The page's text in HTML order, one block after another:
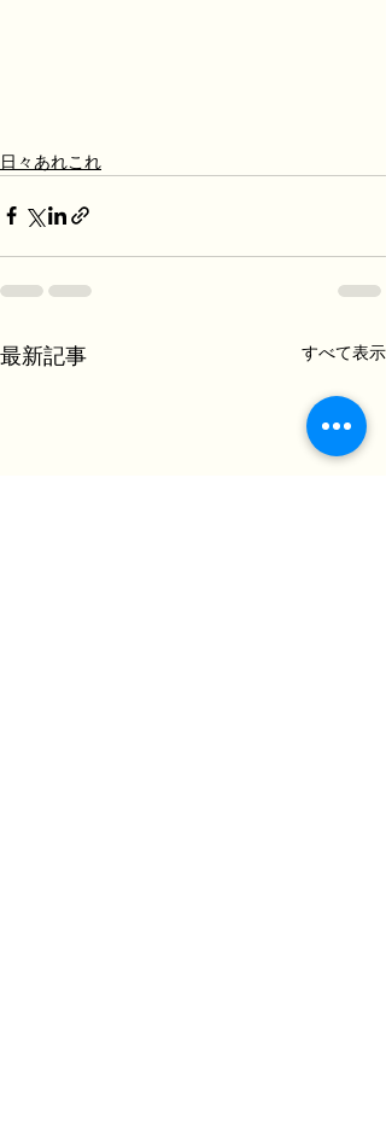
日々あれこれ
最新記事 すべて表示